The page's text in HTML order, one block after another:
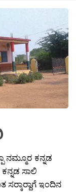
ನಮ್ಮೂರ ಕನ್ನಡ
ಸಾಲಿ
ಸರ‍್ಕಾರ‍್ದಾಗೆ ಇಂದಿನ